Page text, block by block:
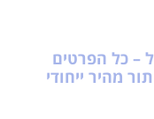
– כל הפרטים
מהיר ייחודי